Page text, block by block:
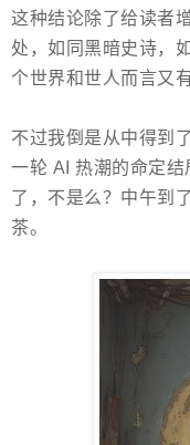
这种结论除了给读者
处，如同黑暗史诗，
个世界和世人而言又
不过我倒是从中得到
一轮 AI 热潮的命定
了，不是么？中午到
茶。